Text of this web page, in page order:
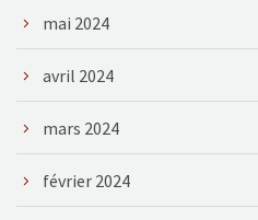
mai 2024
avril 2024
mars 2024
février 2024